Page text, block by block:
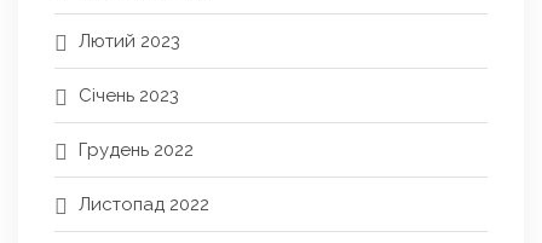
Лютий 2023
Січень 2023
Грудень 2022
Листопад 2022